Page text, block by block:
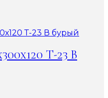
Т-23 В